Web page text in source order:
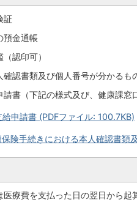
証
預金通帳
認印可）
確認書類及び個人番号が分かるも
請書（下記の様式及び、健康課窓
給申請書 (PDFファイル: 100.7KB)
険手続きにおける本人確認書類
医療費を支払った日の翌日から